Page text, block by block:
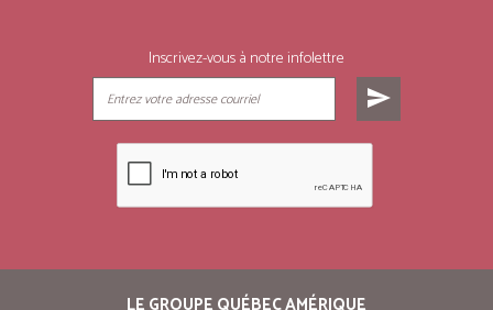
Inscrivez-vous à notre infolettre
send